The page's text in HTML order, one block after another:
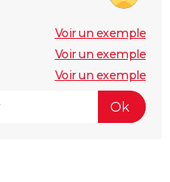
Voir un exemple
Voir un exemple
Voir un exemple